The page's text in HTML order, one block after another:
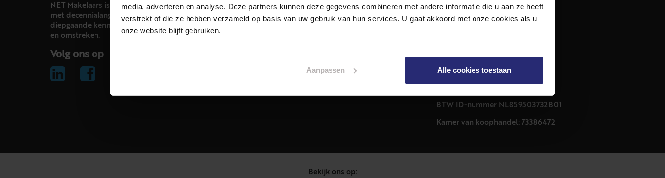
media, adverteren en analyse. Deze partners kunnen deze gegevens combineren met andere informatie die u aan ze heeft
verstrekt of die ze hebben verzameld op basis van uw gebruik van hun services. U gaat akkoord met onze cookies als u
onze website blijft gebruiken.
Aanpassen Alle cookies toestaan
NET Makelaars is een modern makelaarskantoor
met decennialange ervaring in het vak en
diepgaande kennis van de huizenmarkt in Haarlem
en omstreken.
Volg ons op
Hypotheekadvies
Taxatie
Turfmarkt 32 zwart
2011 CB Haarlem
BTW ID-nummer NL859503732B01
Kamer van koophandel: 73386472
Bekijk ons op: